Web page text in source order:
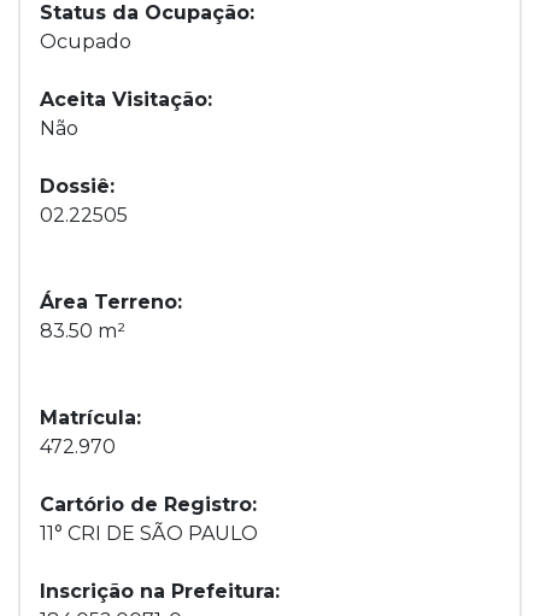
Status da Ocupação:
Ocupado
Aceita Visitação:
Não
Dossiê:
02.22505
Área Terreno:
83.50 m²
Matrícula:
472.970
Cartório de Registro:
11° CRI DE SÃO PAULO
Inscrição na Prefeitura: